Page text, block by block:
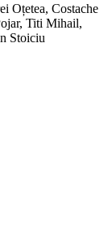
Oțetea, Costache
Titi Mihail,
Stoiciu